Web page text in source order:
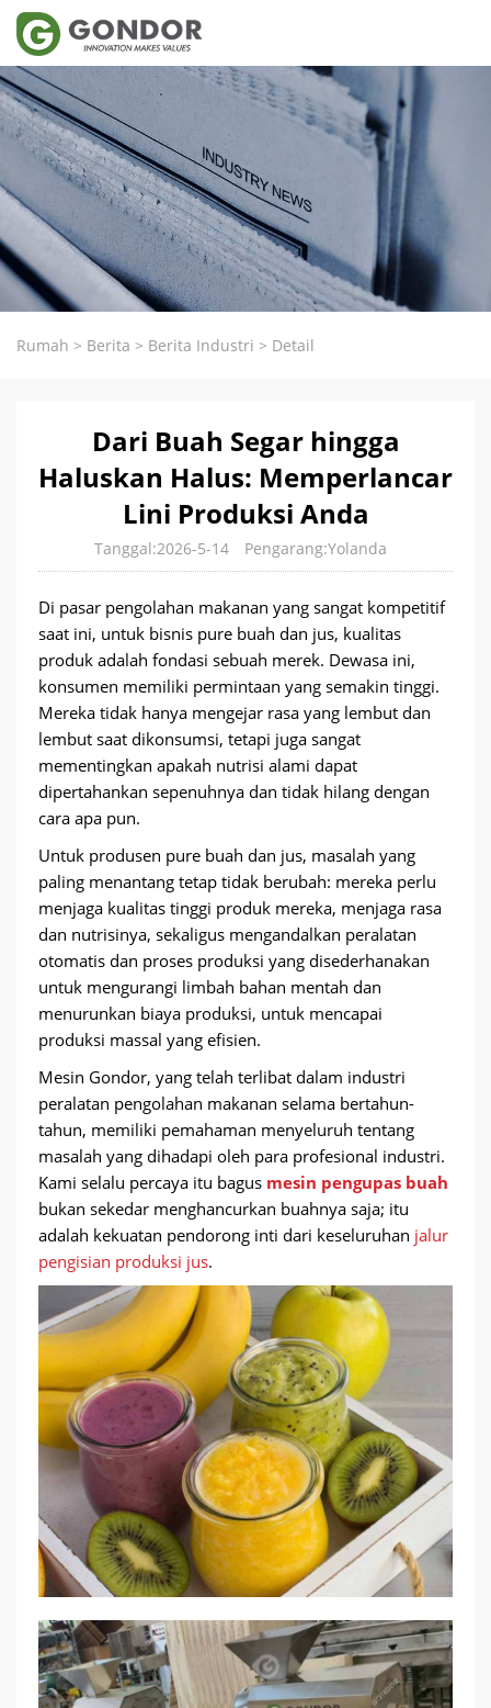
Rumah > Berita > Berita Industri > Detail
Dari Buah Segar hingga
Haluskan Halus: Memperlancar
Lini Produksi Anda
Tanggal:2026-5-14 Pengarang:Yolanda
Di pasar pengolahan makanan yang sangat kompetitif
saat ini, untuk bisnis pure buah dan jus, kualitas
produk adalah fondasi sebuah merek. Dewasa ini,
konsumen memiliki permintaan yang semakin tinggi.
Mereka tidak hanya mengejar rasa yang lembut dan
lembut saat dikonsumsi, tetapi juga sangat
mementingkan apakah nutrisi alami dapat
dipertahankan sepenuhnya dan tidak hilang dengan
cara apa pun.
Untuk produsen pure buah dan jus, masalah yang
paling menantang tetap tidak berubah: mereka perlu
menjaga kualitas tinggi produk mereka, menjaga rasa
dan nutrisinya, sekaligus mengandalkan peralatan
otomatis dan proses produksi yang disederhanakan
untuk mengurangi limbah bahan mentah dan
menurunkan biaya produksi, untuk mencapai
produksi massal yang efisien.
Mesin Gondor, yang telah terlibat dalam industri
peralatan pengolahan makanan selama bertahun-
tahun, memiliki pemahaman menyeluruh tentang
masalah yang dihadapi oleh para profesional industri.
Kami selalu percaya itu bagus mesin pengupas buah
bukan sekedar menghancurkan buahnya saja; itu
adalah kekuatan pendorong inti dari keseluruhan jalur
pengisian produksi jus.